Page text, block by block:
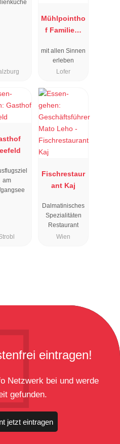
Mühlpointho
f Familien-
mit allen Sinnen
erleben
Lofer
am
Fischrestaur
ant Kaj
Dalmatinisches
Spezialitäten
Restaurant
Wien
eintragen!
Netzwerk bei und werde
gefunden.
jetzt eintragen